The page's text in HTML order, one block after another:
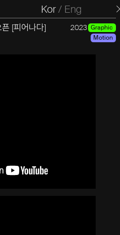
Kor/ Eng
[피어나다] 2023 Graphic
Motion